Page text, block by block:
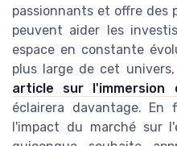
passionnants et offre des
peuvent aider les
espace en constante
plus large de cet
article sur l'immersion
éclairera davantage. En
l'impact du marché sur